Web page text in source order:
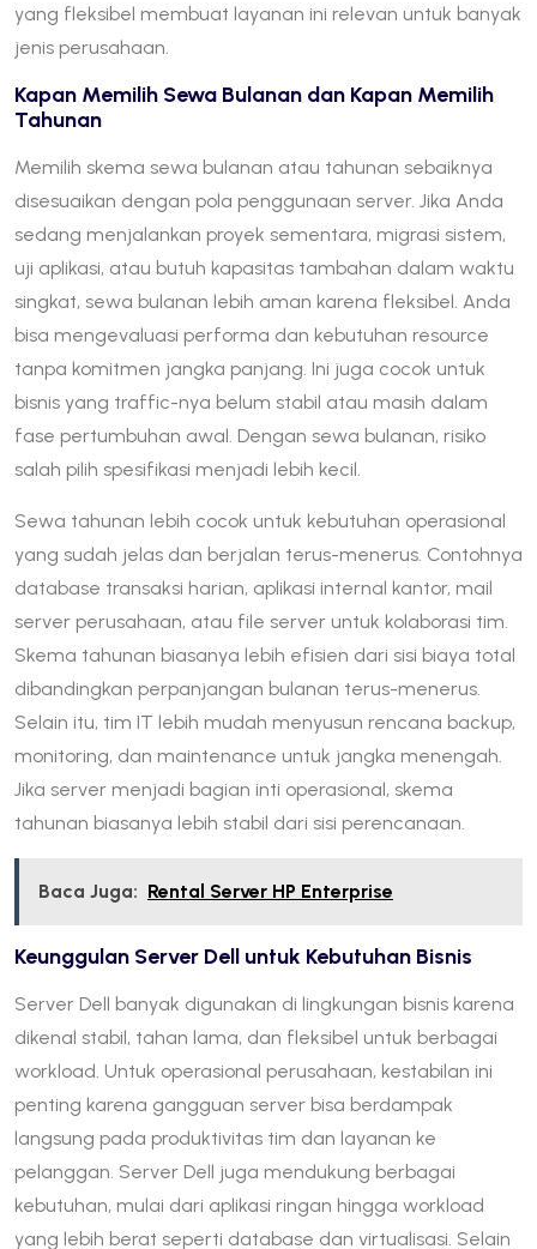
yang fleksibel membuat layanan ini relevan untuk banyak
jenis perusahaan.
Kapan Memilih Sewa Bulanan dan Kapan Memilih
Tahunan
Memilih skema sewa bulanan atau tahunan sebaiknya
disesuaikan dengan pola penggunaan server. Jika Anda
sedang menjalankan proyek sementara, migrasi sistem,
uji aplikasi, atau butuh kapasitas tambahan dalam waktu
singkat, sewa bulanan lebih aman karena fleksibel. Anda
bisa mengevaluasi performa dan kebutuhan resource
tanpa komitmen jangka panjang. Ini juga cocok untuk
bisnis yang traffic-nya belum stabil atau masih dalam
fase pertumbuhan awal. Dengan sewa bulanan, risiko
salah pilih spesifikasi menjadi lebih kecil.
Sewa tahunan lebih cocok untuk kebutuhan operasional
yang sudah jelas dan berjalan terus-menerus. Contohnya
database transaksi harian, aplikasi internal kantor, mail
server perusahaan, atau file server untuk kolaborasi tim.
Skema tahunan biasanya lebih efisien dari sisi biaya total
dibandingkan perpanjangan bulanan terus-menerus.
Selain itu, tim IT lebih mudah menyusun rencana backup,
monitoring, dan maintenance untuk jangka menengah.
Jika server menjadi bagian inti operasional, skema
tahunan biasanya lebih stabil dari sisi perencanaan.
Baca Juga: Rental Server HP Enterprise
Keunggulan Server Dell untuk Kebutuhan Bisnis
Server Dell banyak digunakan di lingkungan bisnis karena
dikenal stabil, tahan lama, dan fleksibel untuk berbagai
workload. Untuk operasional perusahaan, kestabilan ini
penting karena gangguan server bisa berdampak
langsung pada produktivitas tim dan layanan ke
pelanggan. Server Dell juga mendukung berbagai
kebutuhan, mulai dari aplikasi ringan hingga workload
yang lebih berat seperti database dan virtualisasi. Selain